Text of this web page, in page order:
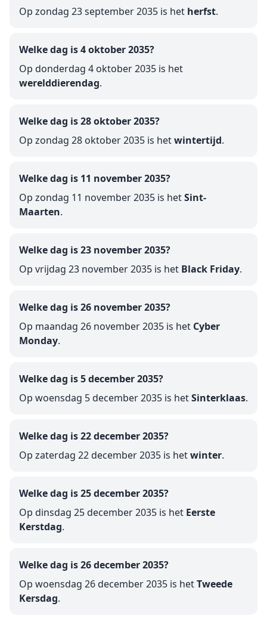
Op zondag 23 september 2035 is het herfst.
Welke dag is 4 oktober 2035?
Op donderdag 4 oktober 2035 is het
werelddierendag.
Welke dag is 28 oktober 2035?
Op zondag 28 oktober 2035 is hetwintertijd.
Welke dag is 11 november 2035?
Op zondag 11 november 2035 is hetSint-
Maarten.
Welke dag is 23 november 2035?
Op vrijdag 23 november 2035 is het Black Friday.
Welke dag is 26 november 2035?
Op maandag 26 november 2035 is het Cyber
Monday.
Welke dag is 5 december 2035?
Op woensdag 5 december 2035 is hetSinterklaas.
Welke dag is 22 december 2035?
Op zaterdag 22 december 2035 is hetwinter.
Welke dag is 25 december 2035?
Op dinsdag 25 december 2035 is het Eerste
Kerstdag.
Welke dag is 26 december 2035?
Op woensdag 26 december 2035 is hetTweede
Kersdag.